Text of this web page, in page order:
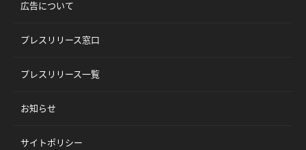
広告について
プレスリリース窓口
プレスリリース一覧
お知らせ
サイトポリシー